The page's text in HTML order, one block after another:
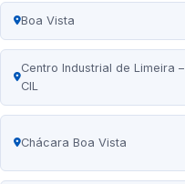
Boa Vista
Centro Industrial de Limeira –
CIL
Chácara Boa Vista